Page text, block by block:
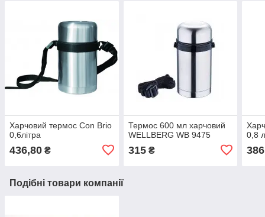
Харчовий термос Con Brio
0,6літра
436,80 ₴
Термос 600 мл харчовий
WELLBERG WB 9475
315₴
0,8
Подібні товари компанії